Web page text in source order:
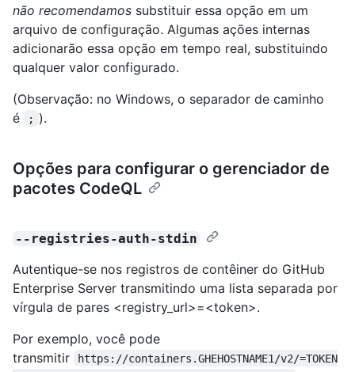
não recomendamos substituir essa opção em um
arquivo de configuração. Algumas ações internas
adicionarão essa opção em tempo real, substituindo
qualquer valor configurado.
(Observação: no Windows, o separador de caminho
é
; ).
Opções para configurar o gerenciador de
pacotes CodeQL
--registries-auth-stdin
Autentique-se nos registros de contêiner do GitHub
Enterprise Server transmitindo uma lista separada por
vírgula de pares <registry_url>=<token>.
Por exemplo, você pode
transmitir
https://containers.GHEHOSTNAME1/v2/=TOKEN